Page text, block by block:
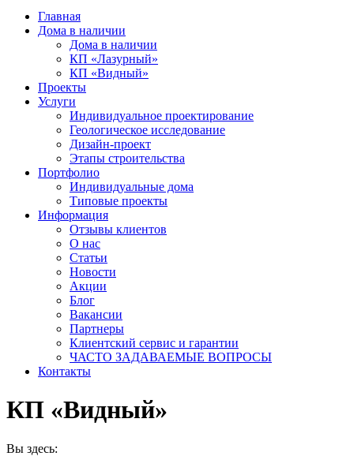
Главная
Дома в наличии
Дома в наличии
КП «Лазурный»
КП «Видный»
Проекты
Услуги
Индивидуальное проектирование
Геологическое исследование
Дизайн-проект
Этапы строительства
Портфолио
Индивидуальные дома
Типовые проекты
Информация
Отзывы клиентов
О нас
Статьи
Новости
Акции
Блог
Вакансии
Партнеры
Клиентский сервис и гарантии
ЧАСТО ЗАДАВАЕМЫЕ ВОПРОСЫ
Контакты
КП «Видный»
Вы здесь: